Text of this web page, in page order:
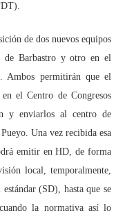
de dos nuevos equipos
de Barbastro y otro en el
Ambos permitirán que el
el Centro de Congresos
y enviarlos al centro de
Una vez recibida esa
emitir en HD, de forma
local, temporalmente,
(SD), hasta que se
la normativa así lo